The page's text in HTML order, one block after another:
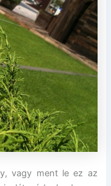
vagy ment le ez az